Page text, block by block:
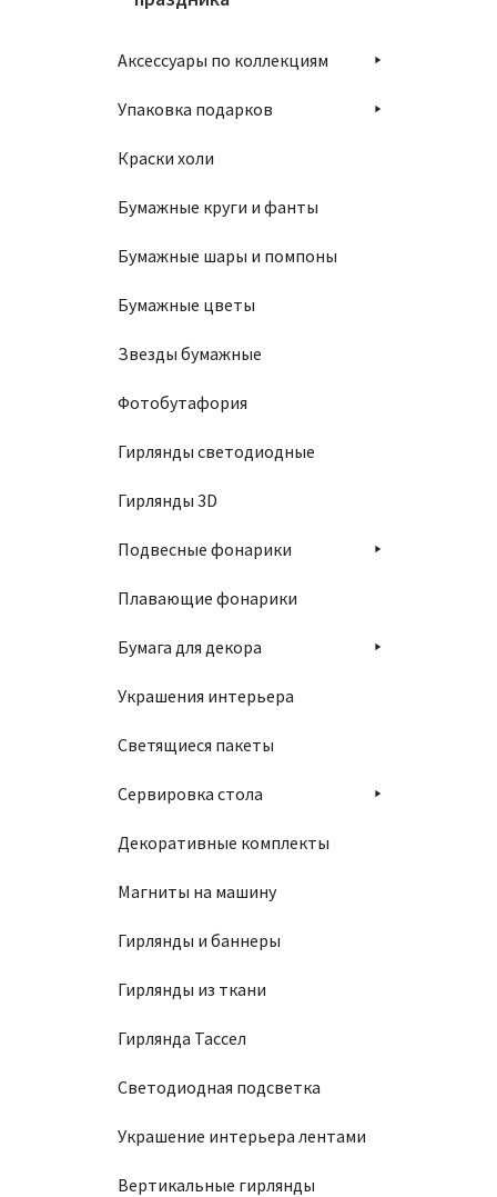
Аксессуары по коллекциям
Упаковка подарков
Краски холи
Бумажные круги и фанты
Бумажные шары и помпоны
Бумажные цветы
Звезды бумажные
Фотобутафория
Гирлянды светодиодные
Гирлянды 3D
Подвесные фонарики
Плавающие фонарики
Бумага для декора
Украшения интерьера
Светящиеся пакеты
Сервировка стола
Декоративные комплекты
Магниты на машину
Гирлянды и баннеры
Гирлянды из ткани
Гирлянда Тассел
Светодиодная подсветка
Украшение интерьера лентами
Вертикальные гирлянды